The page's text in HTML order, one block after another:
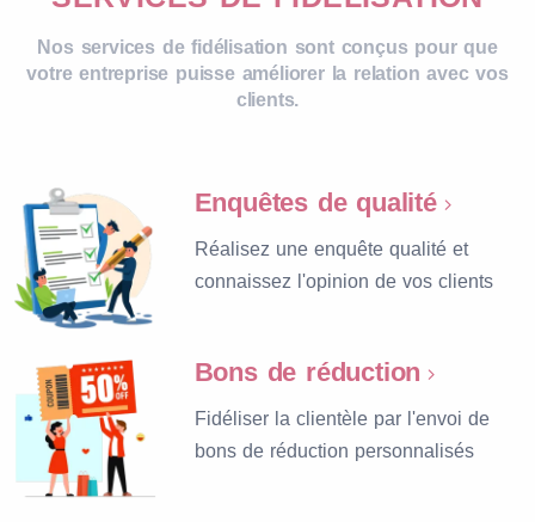
Nos services de fidélisation sont conçus pour que
votre entreprise puisse améliorer la relation avec vos
clients.
Enquêtes de qualité
Réalisez une enquête qualité et
connaissez l'opinion de vos clients
Bons de réduction
Fidéliser la clientèle par l'envoi de
bons de réduction personnalisés